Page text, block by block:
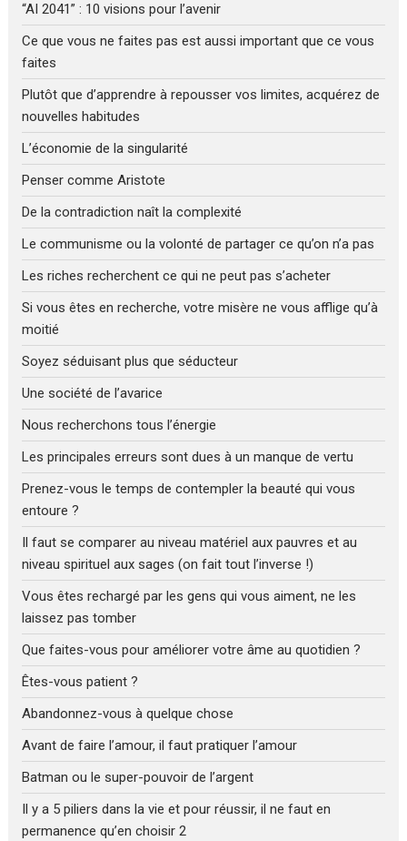
“AI 2041” : 10 visions pour l’avenir
Ce que vous ne faites pas est aussi important que ce vous
faites
Plutôt que d’apprendre à repousser vos limites, acquérez de
nouvelles habitudes
L’économie de la singularité
Penser comme Aristote
De la contradiction naît la complexité
Le communisme ou la volonté de partager ce qu’on n’a pas
Les riches recherchent ce qui ne peut pas s’acheter
Si vous êtes en recherche, votre misère ne vous afflige qu’à
moitié
Soyez séduisant plus que séducteur
Une société de l’avarice
Nous recherchons tous l’énergie
Les principales erreurs sont dues à un manque de vertu
Prenez-vous le temps de contempler la beauté qui vous
entoure ?
Il faut se comparer au niveau matériel aux pauvres et au
niveau spirituel aux sages (on fait tout l’inverse !)
Vous êtes rechargé par les gens qui vous aiment, ne les
laissez pas tomber
Que faites-vous pour améliorer votre âme au quotidien ?
Êtes-vous patient ?
Abandonnez-vous à quelque chose
Avant de faire l’amour, il faut pratiquer l’amour
Batman ou le super-pouvoir de l’argent
Il y a 5 piliers dans la vie et pour réussir, il ne faut en
permanence qu’en choisir 2